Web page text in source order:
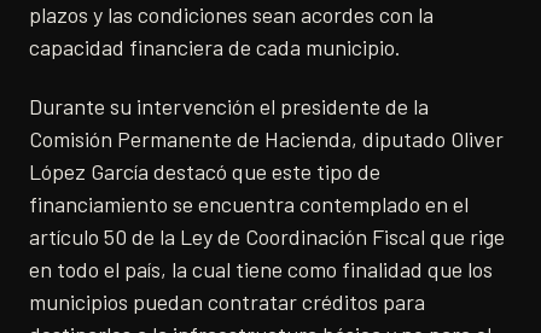
plazos y las condiciones sean acordes con la
capacidad financiera de cada municipio.
Durante su intervención el presidente de la
Comisión Permanente de Hacienda, diputado Oliver
López García destacó que este tipo de
financiamiento se encuentra contemplado en el
artículo 50 de la Ley de Coordinación Fiscal que rige
en todo el país, la cual tiene como finalidad que los
municipios puedan contratar créditos para